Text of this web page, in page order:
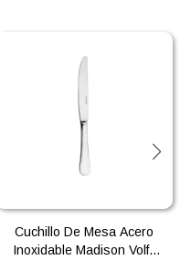
Cuchillo De Mesa Acero
Inoxidable Madison Volf |